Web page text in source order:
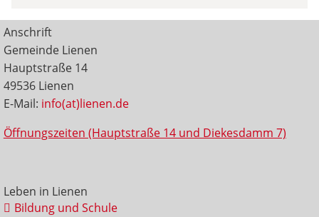
Anschrift
Gemeinde Lienen
Hauptstraße 14
49536 Lienen
E-Mail: info(at)lienen.de
Öffnungszeiten (Hauptstraße 14 und Diekesdamm 7)
Leben in Lienen
Bildung und Schule